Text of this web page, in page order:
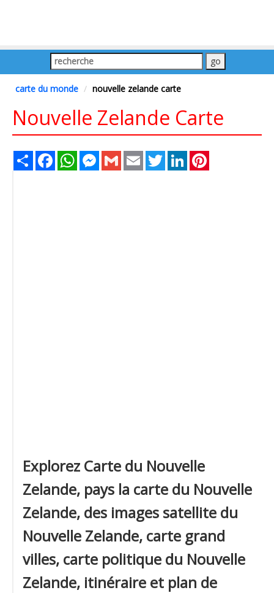
carte du monde nouvelle zelande carte
Nouvelle Zelande Carte
Share FacebookWhatsAppMessenger
Gmail Email TwitterLinkedIn
Explorez Carte du Nouvelle
Zelande, pays la carte du Nouvelle
Zelande, des images satellite du
Nouvelle Zelande, carte grand
villes, carte politique du Nouvelle
Zelande, itinéraire et plan de